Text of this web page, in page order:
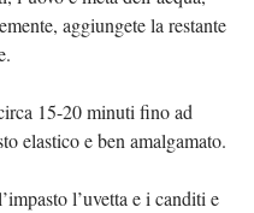
aggiungete la restante
15-20 minuti fino ad
elastico e ben amalgamato.
l’uvetta e i canditi e